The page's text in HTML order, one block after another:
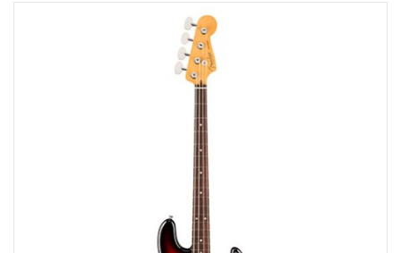
Việt Thương Music - Crescent Mall
6F-01 Tầng 6 Trung Tâm Thương Mại Crescent Mall, 101 Tôn Dật Tiên,
Phường Tân Mỹ, TPHCM, Quận 7, Hồ Chí Minh
Việt Thương Music - 442 Lũy Bán Bích
442 Lũy Bán Bích, Phường Tân Phú, TPHCM, Quận Tân Phú, Hồ Chí Minh
Việt Thương Music - 12 Quốc Hương
Tầng G, Tòa nhà Thảo Điền Pearl, 12 Quốc Hương, Phường An Khánh,
Việt Thương Music - Phường Gò Vấp
11 Đường số 3, Khu dân cư Cityland Park Hill, Phường Gò Vấp, TPHCM,
Việt Thương Music - Thanh Khê
344 Nguyễn Văn Linh, Phường Thanh Khê, Đà Nẵng, Thanh Khê, Đà Nẵng